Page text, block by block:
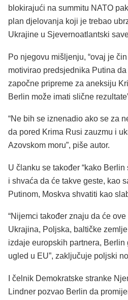
blokirajući na summitu NATO
plan djelovanja koji je trebao
Ukrajine u Sjevernoatlantski
Po njegovu mišljenju, “ovaj je
motivirao predsjednika Putina
započne pripreme za aneksiju
Berlin može imati slične
“Ne bih se iznenadio ako se za
da pored Krima Rusi zauzmu i
Azovskom moru”, piše autor.
U članku se također “kako
i shvaća da će takve geste, kao
Putinom, Moskva shvatiti kao
“Nijemci također znaju da će
Ukrajina, Poljska, baltičke
izdaje europskih partnera,
ugled u EU”, zaključuje poljski
I čelnik Demokratske stranke
Lindner pozvao Berlin da